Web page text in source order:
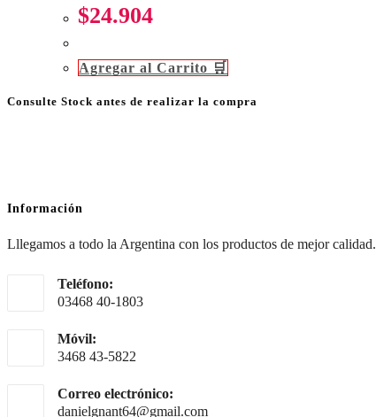
$24.904
Agregar al Carrito 🛒
Consulte Stock antes de realizar la compra
Información
Lllegamos a todo la Argentina con los productos de mejor calidad.
Teléfono:
03468 40-1803
Móvil:
3468 43-5822
Correo electrónico:
danielgnant64@gmail.comSe